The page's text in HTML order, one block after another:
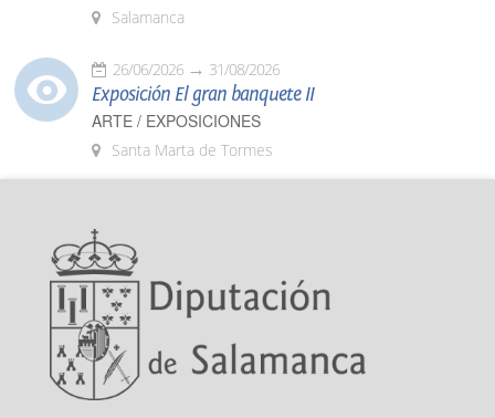
Salamanca
26/06/2026 31/08/2026
Exposición El gran banquete II
ARTE / EXPOSICIONES
Santa Marta de Tormes